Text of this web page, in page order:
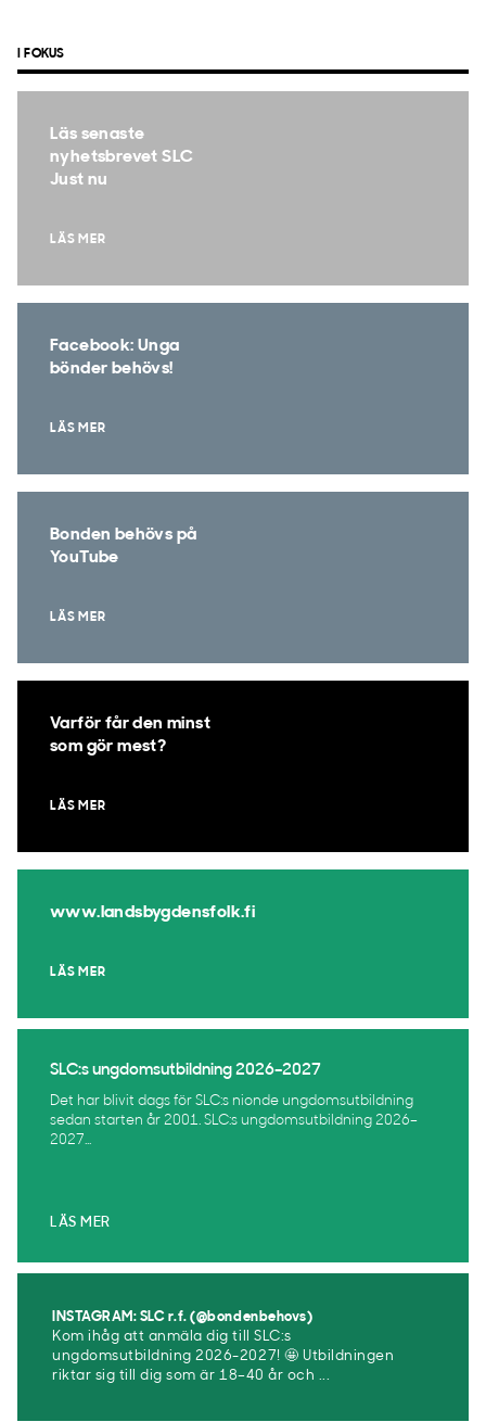
I FOKUS
Läs senaste
nyhetsbrevet SLC
Just nu
LÄS MER
Facebook: Unga
bönder behövs!
LÄS MER
Bonden behövs på
YouTube
LÄS MER
Varför får den minst
som gör mest?
LÄS MER
www.landsbygdensfolk.fi
LÄS MER
SLC:s ungdomsutbildning 2026–2027
Det har blivit dags för SLC:s nionde ungdomsutbildning
sedan starten år 2001. SLC:s ungdomsutbildning 2026–
2027...
LÄS MER
INSTAGRAM: SLC r.f. (@bondenbehovs)
Kom ihåg att anmäla dig till SLC:s
ungdomsutbildning 2026-2027! 🤩 Utbildningen
riktar sig till dig som är 18–40 år och ...